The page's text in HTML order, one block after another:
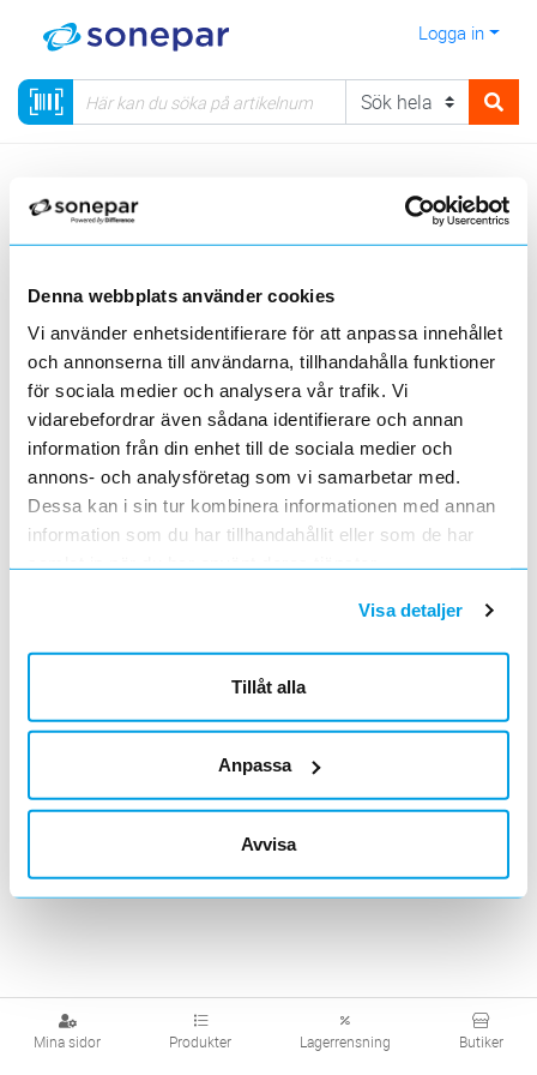
Denna webbplats använder cookies
Vi använder enhetsidentifierare för att anpassa innehållet
och annonserna till användarna, tillhandahålla funktioner
för sociala medier och analysera vår trafik. Vi
vidarebefordrar även sådana identifierare och annan
information från din enhet till de sociala medier och
annons- och analysföretag som vi samarbetar med.
Dessa kan i sin tur kombinera informationen med annan
information som du har tillhandahållit eller som de har
samlat in när du har använt deras tjänster.
Visa detaljer
Tillåt alla
Anpassa
Avvisa
Logga in
Mina sidor Produkter Lagerrensning Butiker
Rörelsedetektorer
Visa produkter från alla underliggande kategorier
Infälld Utanpåliggande Tillbehör
Visa produkter från alla underliggande kategorier